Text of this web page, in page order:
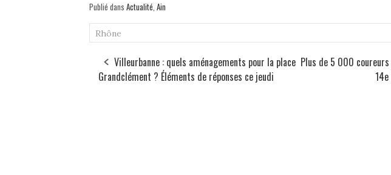
Publié dans Actualité, Ain
Rhône
Villeurbanne : quels aménagements pour la place
Grandclément ? Éléments de réponses ce jeudi
Plus de 5 000